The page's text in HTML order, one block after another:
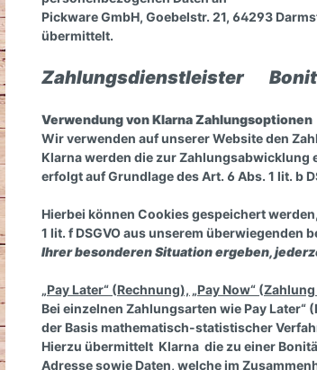
Pickware GmbH, Goebelstr. 21, 64293
übermittelt.
Zahlungsdienstleister
Verwendung von Klarna Zahlungsoptionen
Wir verwenden auf unserer Website den
Klarna werden die zur Zahlungsabwicklung
erfolgt auf Grundlage des Art. 6 Abs. 1 lit. b
Hierbei können Cookies gespeichert
1 lit. f DSGVO aus unserem
Ihrer besonderen Situation ergeben,
„Pay Later“ (Rechnung), „Pay Now“
Bei einzelnen Zahlungsarten wie Pay Later“
der Basis mathematisch-statistischer
Hierzu übermittelt Klarna die zu einer
Adresse sowie Daten, welche im